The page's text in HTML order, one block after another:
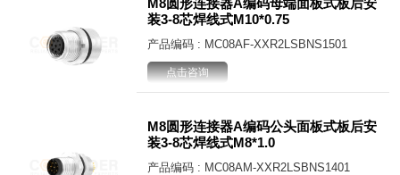
M8圆形连接器A编码母端面板式板后安
装3-8芯焊线式M10*0.75
产品编码 : MC08AF-XXR2LSBNS1501
点击咨询
M8圆形连接器A编码公头面板式板后安
装3-8芯焊线式M8*1.0
产品编码 : MC08AM-XXR2LSBNS1401